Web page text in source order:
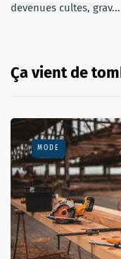
devenues cultes, grav...
Ça vient de
MODE